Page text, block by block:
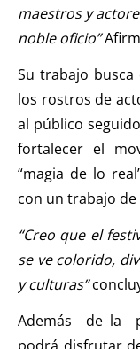
maestros y
noble oficio”
Su trabajo
los rostros de
al público
fortalecer el
“magia de lo
con un trabajo
“Creo que el
se ve colorido,
y culturas”
Además de la